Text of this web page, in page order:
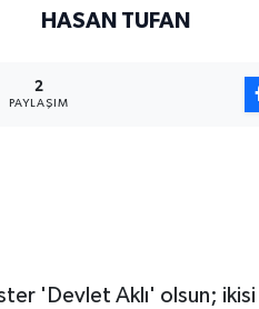
HASAN TUFAN
2
PAYLAŞIM
'Devlet Aklı' olsun;